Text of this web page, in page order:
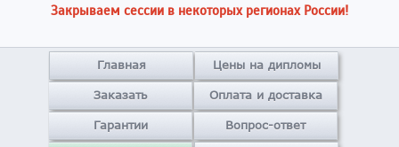
Закрываем сессии в некоторых регионах России!
Главная Цены на дипломы
Заказать Оплата и доставка
Гарантии Вопрос-ответ